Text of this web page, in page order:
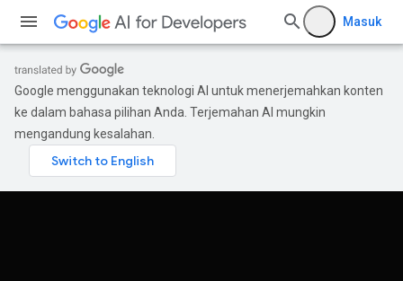
Masuk
Google menggunakan teknologi AI untuk menerjemahkan konten
ke dalam bahasa pilihan Anda. Terjemahan AI mungkin
mengandung kesalahan.